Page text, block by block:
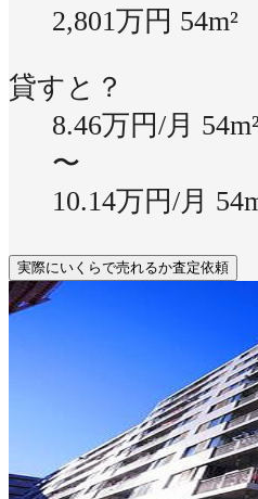
2,801万円 54m²
貸すと？
8.46万円/月
〜
10.14万円/月
実際にいくらで売れるか査定依頼